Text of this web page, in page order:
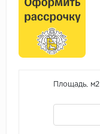
Площадь, м2